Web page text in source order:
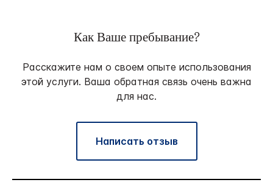
Как Ваше пребывание?
Расскажите нам о своем опыте использования
этой услуги. Ваша обратная связь очень важна
для нас.
Написать отзыв